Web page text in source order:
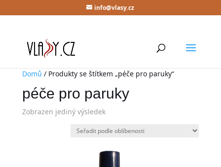
info@vlasy.cz
Domů / Produkty se štítkem „péče pro paruky“
péče pro paruky
Zobrazen jediný výsledek